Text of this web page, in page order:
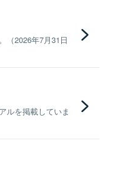
（2026年7月31日
ルを掲載していま